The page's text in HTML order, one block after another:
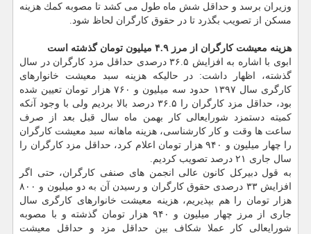
وزیران برسد و حداقل شش ماه طول می كشد تا مصوبه كمك هزینه
مسكن از تصویب بگذرد تا در حقوق كارگران لحاظ شود.
هزینه معیشت كارگران از مرز ۴.۹ میلیون تومان گذشته است
ابوی با اشاره به افزایش ۳۶.۵ درصدی حداقل مزد كارگران در سال
گذشته، اظهار داشت: در حالیكه هزینه سبد معیشت خانوارهای
كارگری سال ۱۳۹۷ حدود سه میلیون و ۷۶۰ هزار تومان تعیین شده
بود، حداقل مزد كارگران را ۳۶.۵ درصد بالا بردیم ولی با وجود آنكه
كمیته دستمزد شورایعالی كار بهمن ماه سال قبل بعد از صرف
ساعت ها وقت و كار كارشناسی، هزینه ماهانه سبد معیشت كارگران
را چهار میلیون و ۹۴۰ هزار تومان اعلام كرد، حداقل مزد كارگران را
سال جاری ۲۱ درصد تصویب كردیم.
به قول دبیركل كانون عالی انجمن های صنفی كارگران، حتی اگر
افزایش ۳۳ درصدی حقوق كارگران و رسیدن آن به دو میلیون و ۸۰۰
هزار تومان را هم بپذیریم، هزینه معیشت خانوارهای كارگری سال
جاری از مرز چهار میلیون و ۹۴۰ هزار تومان گذشته و با مصوبه
شورایعالی كار عملا شكاف بین حداقل مزد و حداقل معیشت